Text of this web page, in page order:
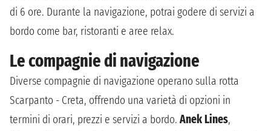
di 6 ore. Durante la navigazione, potrai godere di servizi a
bordo come bar, ristoranti e aree relax.
Le compagnie di navigazione
Diverse compagnie di navigazione operano sulla rotta
Scarpanto - Creta, offrendo una varietà di opzioni in
termini di orari, prezzi e servizi a bordo. Anek Lines,